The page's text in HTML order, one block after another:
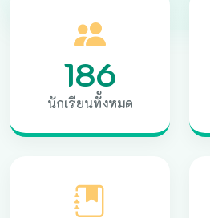
186
นักเรียนทั้งหมด